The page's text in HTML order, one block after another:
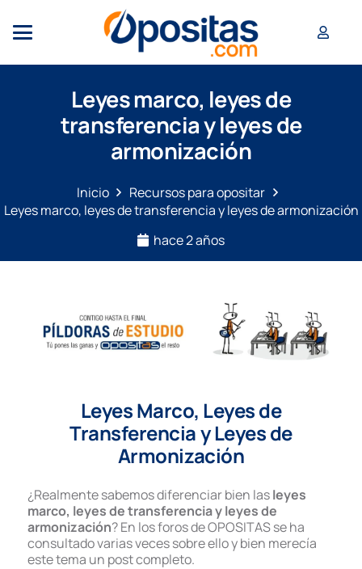
Leyes marco, leyes de
transferencia y leyes de
armonización
Inicio
Recursos para opositar
Leyes marco, leyes de transferencia y leyes de armonización
hace 2 años
Leyes Marco, Leyes de
Transferencia y Leyes de
Armonización
¿Realmente sabemos diferenciar bien lasleyes
marco, leyes de transferencia y leyes de
armonización? En los foros de OPOSITAS se ha
consultado varias veces sobre ello y bien merecía
este tema un post completo.